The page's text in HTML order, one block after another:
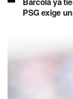
PSG exige